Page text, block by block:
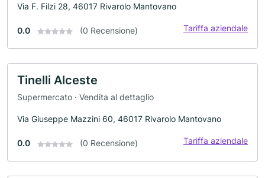
Via F. Filzi 28, 46017 Rivarolo Mantovano
0.0 (0 Recensione) Tariffa aziendale
Tinelli Alceste
Supermercato · Vendita al dettaglio
Via Giuseppe Mazzini 60, 46017 Rivarolo Mantovano
0.0 (0 Recensione) Tariffa aziendale